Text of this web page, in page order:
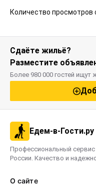
Количество просмотров
Сдаёте жильё?
Разместите
Более 980 000 гостей
Едем-в-Гости.ру
Профессиональный
России. Качество и
О сайте